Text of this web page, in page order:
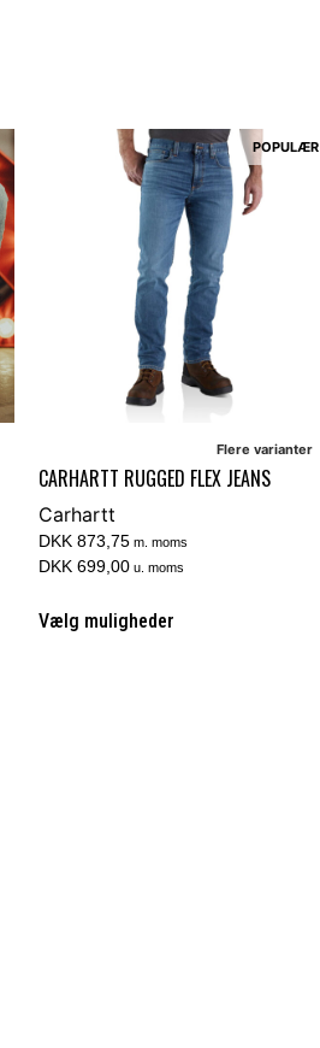
POPULÆR
Flere varianter
CARHARTT RUGGED FLEX JEANS
Carhartt
DKK 873,75m. moms
DKK 699,00u. moms
Vælg muligheder